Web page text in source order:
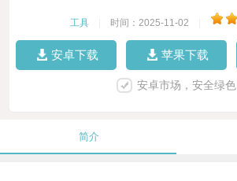
工具 时间：2025-11-02
安卓下载 苹果下载
安卓市场，安全绿色
简介